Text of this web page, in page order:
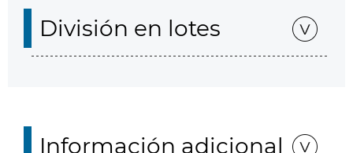
División en lotes
Información adicional